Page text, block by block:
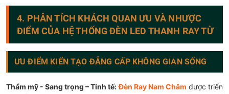
4. PHÂN TÍCH KHÁCH QUAN ƯU VÀ NHƯỢC
ĐIỂM CỦA HỆ THỐNG ĐÈN LED THANH RAY TỪ
ƯU ĐIỂM KIẾN TẠO ĐẲNG CẤP KHÔNG GIAN SỐNG
Thẩm mỹ - Sang trọng – Tinh tế: Đèn Ray Nam Châm được triển